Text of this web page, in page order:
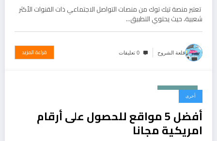
تعتبر منصة تيك توك من منصات التواصل الاجتماعي ذات القنوات الأكثر
شعبية، حيث يحتوي التطبيق…
قلعة الشروح 0 تعليقات قراءة المزيد
أخرى
أفضل 5 مواقع للحصول على أرقام
امريكية مجانا